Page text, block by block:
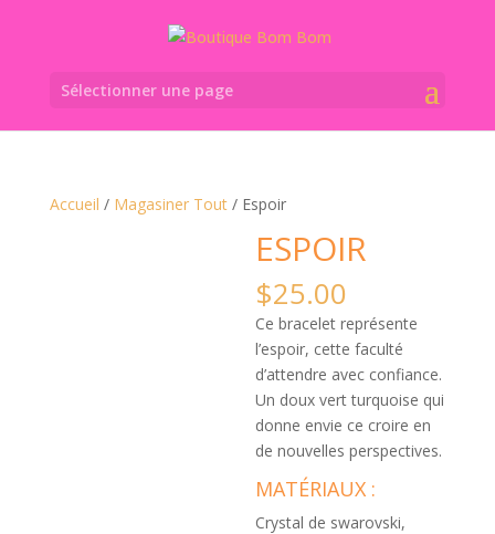
Sélectionner une page
Accueil / Magasiner Tout/ Espoir
ESPOIR
$25.00
Ce bracelet représente
l’espoir, cette faculté
d’attendre avec confiance.
Un doux vert turquoise qui
donne envie ce croire en
de nouvelles perspectives.
MATÉRIAUX :
Crystal de swarovski,